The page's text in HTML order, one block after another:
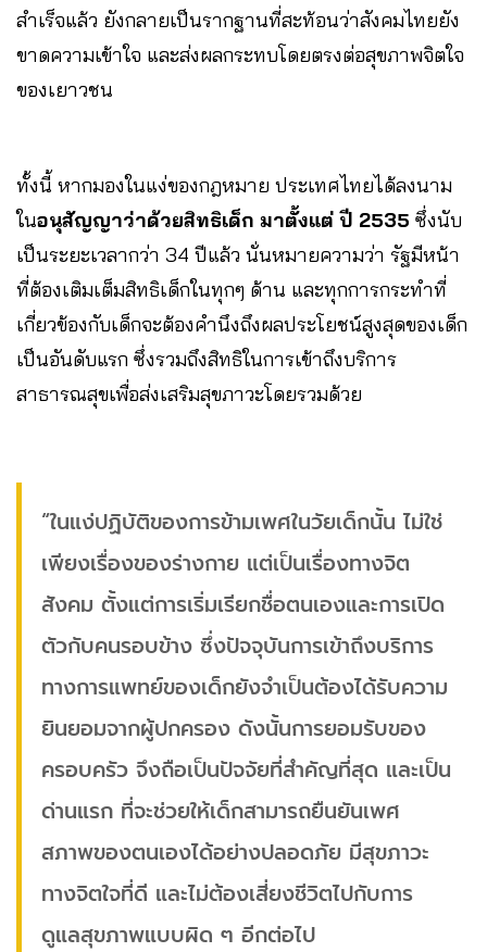
สำเร็จแล้ว ยังกลายเป็นรากฐานที่สะท้อนว่าสังคมไทยยัง
ขาดความเข้าใจ และส่งผลกระทบโดยตรงต่อสุขภาพจิตใจ
ของเยาวชน
ทั้งนี้ หากมองในแง่ของกฎหมาย ประเทศไทยได้ลงนาม
ในอนุสัญญาว่าด้วยสิทธิเด็ก มาตั้งแต่ ปี 2535 ซึ่งนับ
เป็นระยะเวลากว่า 34 ปีแล้ว นั่นหมายความว่า รัฐมีหน้า
ที่ต้องเติมเต็มสิทธิเด็กในทุกๆ ด้าน และทุกการกระทำที่
เกี่ยวข้องกับเด็กจะต้องคำนึงถึงผลประโยชน์สูงสุดของเด็ก
เป็นอันดับแรก ซึ่งรวมถึงสิทธิในการเข้าถึงบริการ
สาธารณสุขเพื่อส่งเสริมสุขภาวะโดยรวมด้วย
“ในแง่ปฏิบัติของการข้ามเพศในวัยเด็กนั้น ไม่ใช่
เพียงเรื่องของร่างกาย แต่เป็นเรื่องทางจิต
สังคม ตั้งแต่การเริ่มเรียกชื่อตนเองและการเปิด
ตัวกับคนรอบข้าง ซึ่งปัจจุบันการเข้าถึงบริการ
ทางการแพทย์ของเด็กยังจำเป็นต้องได้รับความ
ยินยอมจากผู้ปกครอง ดังนั้นการยอมรับของ
ครอบครัว จึงถือเป็นปัจจัยที่สำคัญที่สุด และเป็น
ด่านแรก ที่จะช่วยให้เด็กสามารถยืนยันเพศ
สภาพของตนเองได้อย่างปลอดภัย มีสุขภาวะ
ทางจิตใจที่ดี และไม่ต้องเสี่ยงชีวิตไปกับการ
ดูแลสุขภาพแบบผิด ๆ อีกต่อไป